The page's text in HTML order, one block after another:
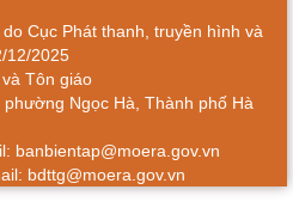
Cục Phát thanh, truyền hình và
12/2025
Tôn giáo
Ngọc Hà, Thành phố Hà
banbientap@moera.gov.vn
bdttg@moera.gov.vn